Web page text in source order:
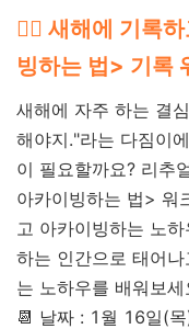
✍🏼 새해에 기록
빙하는 법> 기록
새해에 자주 하는 결
해야지."라는 다짐이
이 필요할까요? 리추
아카이빙하는 법> 워
고 아카이빙하는 노
하는 인간으로 태어
는 노하우를 배워보세
📆 날짜 : 1월 16일(